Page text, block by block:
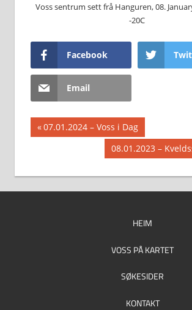
Voss sentrum sett frå Hanguren, 08.
-20C
Facebook
Email
Innleggsnavigasjon
Previous
Post:
07.01.2024 – Voss i Dag
Next
Post:
08.01.2023 –
HEIM
VOSS PÅ KARTET
SØKESIDER
KONTAKT